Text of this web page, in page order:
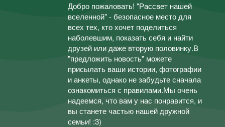
Добро пожаловать! "Рассвет нашей
вселенной" - безопасное место для
всех тех, кто хочет поделиться
наболевшим, показать себя и найти
друзей или даже вторую половинку.В
"предложить новость" можете
присылать ваши истории, фотографии
и анкеты, однако не забудьте сначала
ознакомиться с правилами.Мы очень
надеемся, что вам у нас понравится, и
вы станете частью нашей дружной
семьи! :3)